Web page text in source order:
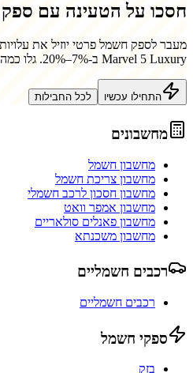
חסכו על הטעינה עם
מעבר לספק חשמל פרטי יוזיל את
Marvel 5 Luxury ב-7%–20%. גלו כמה תחסכו.
התחילו עכשיו לכל החבילות
מחשבונים
מחשבון חשמל
מחשבון צריכת חשמל
מחשבון חסכון לרכב חשמלי
מחשבון אמפר וואט
מחשבון פאנלים סולאריים
מחשבון משכנתא
רכבים חשמליים
רכבים חשמליים
ספקי חשמל
בזק